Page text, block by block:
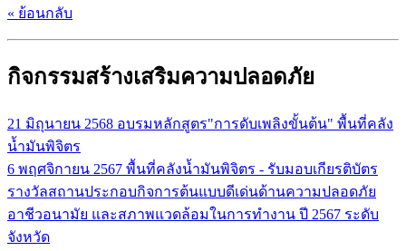
« ย้อนกลับ
กิจกรรมสร้างเสริมความปลอดภัย
21 มิถุนายน 2568 อบรมหลักสูตร"การดับเพลิงขั้นต้น" พื้นที่คลัง
น้ำมันพิจิตร
6 พฤศจิกายน 2567 พื้นที่คลังน้ำมันพิจิตร - รับมอบเกียรติบัตร
รางวัลสถานประกอบกิจการต้นแบบดีเด่นด้านความปลอดภัย
อาชีวอนามัย และสภาพแวดล้อมในการทำงาน ปี 2567 ระดับ
จังหวัด